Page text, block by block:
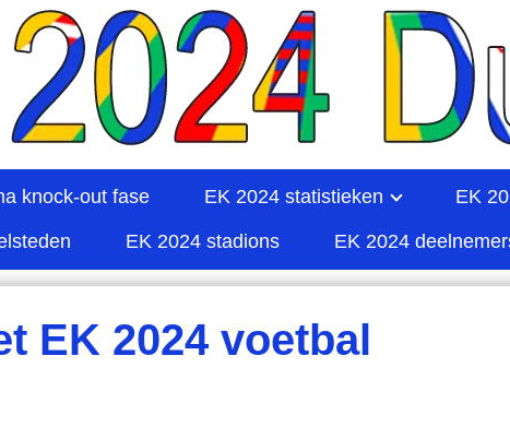
knock-out fase EK 2024 statistieken EK
EK 2024 stadions EK 2024
EK 2024 voetbal